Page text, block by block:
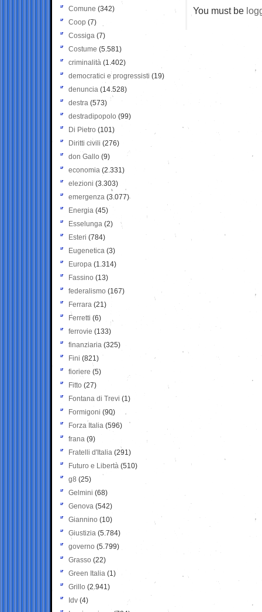
You must be
Comune (342)
Coop (7)
Cossiga (7)
Costume (5.581)
criminalità (1.402)
democratici e progressisti (19)
denuncia (14.528)
destra (573)
destradipopolo (99)
Di Pietro (101)
Diritti civili (276)
don Gallo (9)
economia (2.331)
elezioni (3.303)
emergenza (3.077)
Energia (45)
Esselunga (2)
Esteri (784)
Eugenetica (3)
Europa (1.314)
Fassino (13)
federalismo (167)
Ferrara (21)
Ferretti (6)
ferrovie (133)
finanziaria (325)
Fini (821)
fioriere (5)
Fitto (27)
Fontana di Trevi (1)
Formigoni (90)
Forza Italia (596)
frana (9)
Fratelli d'Italia (291)
Futuro e Libertà (510)
g8 (25)
Gelmini (68)
Genova (542)
Giannino (10)
Giustizia (5.784)
governo (5.799)
Grasso (22)
Green Italia (1)
Grillo (2.941)
Idv (4)